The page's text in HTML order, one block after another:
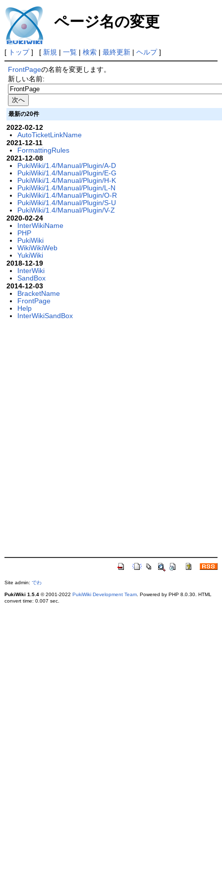
ページ名の変更
[ トップ] [ 新規 | 一覧| 検索| 最終更新| ヘルプ]
FrontPageの名前を変更します。
新しい名前:
最新の20件
2022-02-12
AutoTicketLinkName
2021-12-11
FormattingRules
2021-12-08
PukiWiki/1.4/Manual/Plugin/A-D
PukiWiki/1.4/Manual/Plugin/E-G
PukiWiki/1.4/Manual/Plugin/H-K
PukiWiki/1.4/Manual/Plugin/L-N
PukiWiki/1.4/Manual/Plugin/O-R
PukiWiki/1.4/Manual/Plugin/S-U
PukiWiki/1.4/Manual/Plugin/V-Z
2020-02-24
InterWikiName
PHP
PukiWiki
WikiWikiWeb
YukiWiki
2018-12-19
InterWiki
SandBox
2014-12-03
BracketName
FrontPage
Help
InterWikiSandBox
Site admin: でわ
PukiWiki 1.5.4© 2001-2022 PukiWiki Development Team. Powered by PHP 8.0.30. HTML
convert time: 0.007 sec.